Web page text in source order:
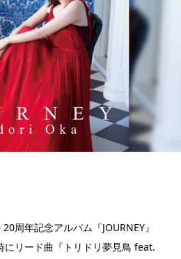
周年記念アルバム『JOURNEY』
にリード曲『トリドリ夢見鳥 feat.